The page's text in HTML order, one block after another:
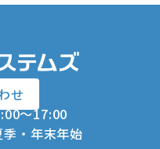
せ
～17:00
・年末年始